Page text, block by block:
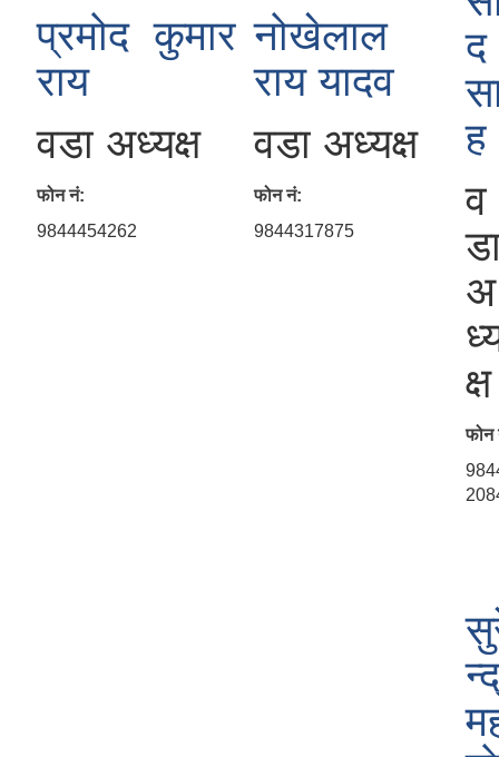
प्रमोद कुमार
राय
वडा अध्यक्ष
फोन नं:
9844454262
नोखेलाल
राय यादव
वडा अध्यक्ष
फोन नं:
9844317875
द
ह
व
अ
क्ष
फोन